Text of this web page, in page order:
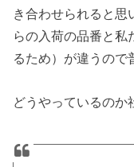
き合わせられると思
らの入荷の品番と私
るため）が違うので
どうやっているのか